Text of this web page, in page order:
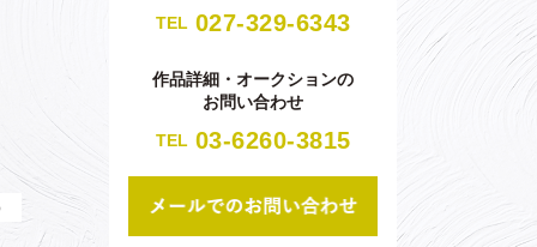
TEL 027-329-6343
作品詳細・オークションの
お問い合わせ
TEL 03-6260-3815